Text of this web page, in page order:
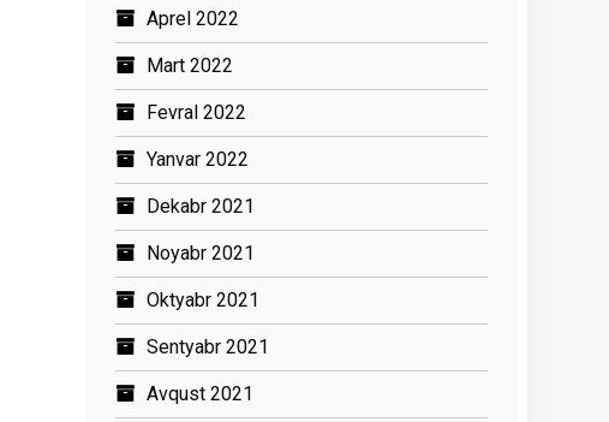
Aprel 2022
Mart 2022
Fevral 2022
Yanvar 2022
Dekabr 2021
Noyabr 2021
Oktyabr 2021
Sentyabr 2021
Avqust 2021